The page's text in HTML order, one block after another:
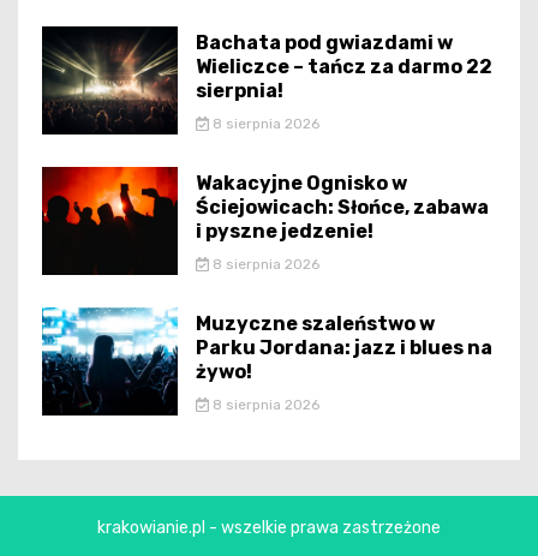
Bachata pod gwiazdami w
Wieliczce – tańcz za darmo 22
sierpnia!
8 sierpnia 2026
Wakacyjne Ognisko w
Ściejowicach: Słońce, zabawa
i pyszne jedzenie!
8 sierpnia 2026
Muzyczne szaleństwo w
Parku Jordana: jazz i blues na
żywo!
8 sierpnia 2026
krakowianie.pl - wszelkie prawa zastrzeżone